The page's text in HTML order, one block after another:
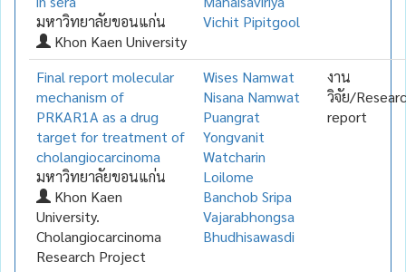
มหาวิทยาลัยขอนแก่น
Khon Kaen University
Vichit Pipitgool
Final report molecular
mechanism of
PRKAR1A as a drug
target for treatment of
cholangiocarcinoma
มหาวิทยาลัยขอนแก่น
Khon Kaen
University.
Cholangiocarcinoma
Research Project
Wises Namwat
Nisana Namwat
Puangrat
Yongvanit
Watcharin
Loilome
Banchob Sripa
Vajarabhongsa
Bhudhisawasdi
งาน
วิจัย/
report